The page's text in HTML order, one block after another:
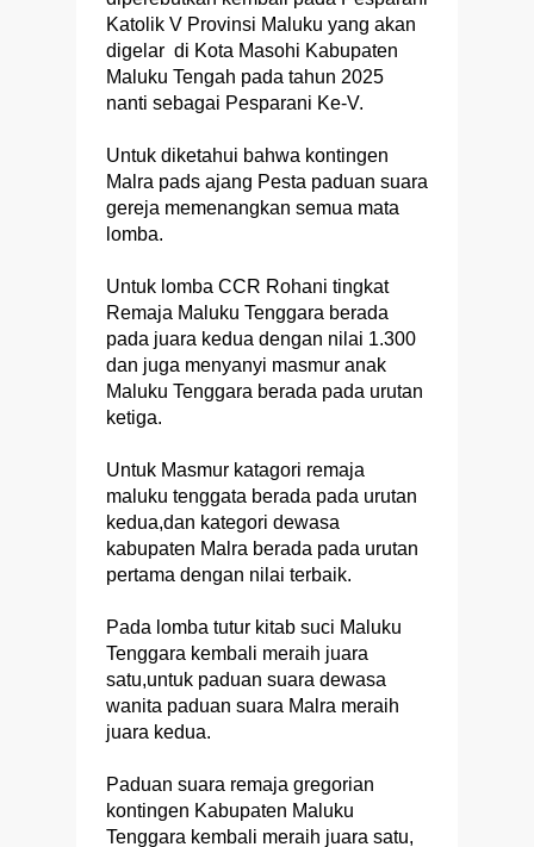
Katolik V Provinsi Maluku yang akan
digelar di Kota Masohi Kabupaten
Maluku Tengah pada tahun 2025
nanti sebagai Pesparani Ke-V.
Untuk diketahui bahwa kontingen
Malra pads ajang Pesta paduan suara
gereja memenangkan semua mata
lomba.
Untuk lomba CCR Rohani tingkat
Remaja Maluku Tenggara berada
pada juara kedua dengan nilai 1.300
dan juga menyanyi masmur anak
Maluku Tenggara berada pada urutan
ketiga.
Untuk Masmur katagori remaja
maluku tenggata berada pada urutan
kedua,dan kategori dewasa
kabupaten Malra berada pada urutan
pertama dengan nilai terbaik.
Pada lomba tutur kitab suci Maluku
Tenggara kembali meraih juara
satu,untuk paduan suara dewasa
wanita paduan suara Malra meraih
juara kedua.
Paduan suara remaja gregorian
kontingen Kabupaten Maluku
Tenggara kembali meraih juara satu,